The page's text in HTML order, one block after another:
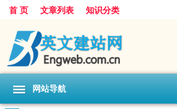
首 页 文章列表 知识分类
网站导航